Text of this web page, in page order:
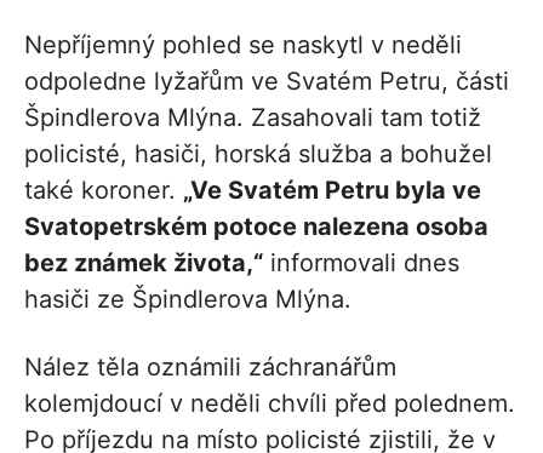
Nepříjemný pohled se naskytl v neděli
odpoledne lyžařům ve Svatém Petru, části
Špindlerova Mlýna. Zasahovali tam totiž
policisté, hasiči, horská služba a bohužel
také koroner. „Ve Svatém Petru byla ve
Svatopetrském potoce nalezena osoba
bez známek života,“ informovali dnes
hasiči ze Špindlerova Mlýna.
Nález těla oznámili záchranářům
kolemjdoucí v neděli chvíli před polednem.
Po příjezdu na místo policisté zjistili, že v